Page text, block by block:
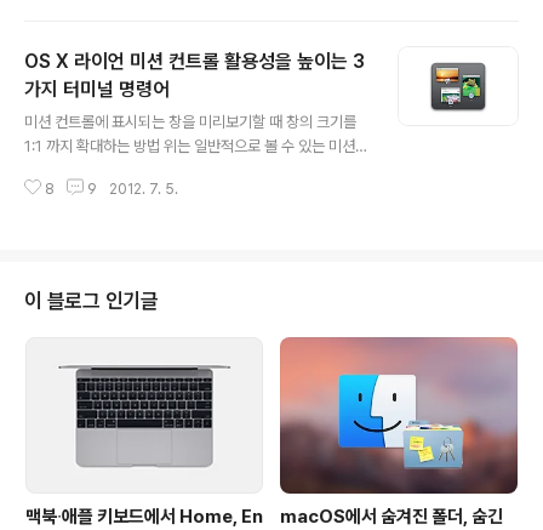
용자가 임의로 바꾸는 일이 생각보다 그리 녹록치만은 않
았습니다. 그러다 몇몇 선구자들이 메뉴바를 검은색으로
만드는 방법을 고안해 냈는데 각각의 방법마다 이를 구현
하는 방식에 있어 조금씩 차이가 있습니다.OS X의 테마 소
교체하는 방식의 Obsidian Menu Bar, 그리고 오픈 소스
OS X 라이언 미션 컨트롤 활용성을 높이는 3
가지 터미널 명령어
미션 컨트롤에 표시되는 창을 미리보기할 때 창의 크기를
1:1 까지 확대하는 방법 위는 일반적으로 볼 수 있는 미션
보기 창이 작아지는데 특정 창 위에서 트랙패드나 마우스
쉽지 않을 때가 있습니다. 이때 터미널을 열고 아래와 같은
명령어를 입력해 주시면 defaults write com.apple.d
ock expose-cluster-scale -float 1;killall Dock 명
령어 입력 즉시 미션 컨트롤내 창 확대 비율이 1:1까지 올릴
수 있고 미리보기 창의 내용물을 보다 확..
8 9 2012. 7. 5.
이 블로그 인기글
맥북∙애플 키보드에서 Home, En
macOS에서 숨겨진 폴더, 숨긴